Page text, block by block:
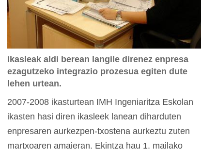
Ikasleak aldi berean langile direnez enpresa
ezagutzeko integrazio prozesua egiten dute
lehen urtean.
2007-2008 ikasturtean IMH Ingeniaritza Eskolan
ikasten hasi diren ikasleek lanean diharduten
enpresaren aurkezpen-txostena aurkeztu zuten
martxoaren amaieran. Ekintza hau 1. mailako